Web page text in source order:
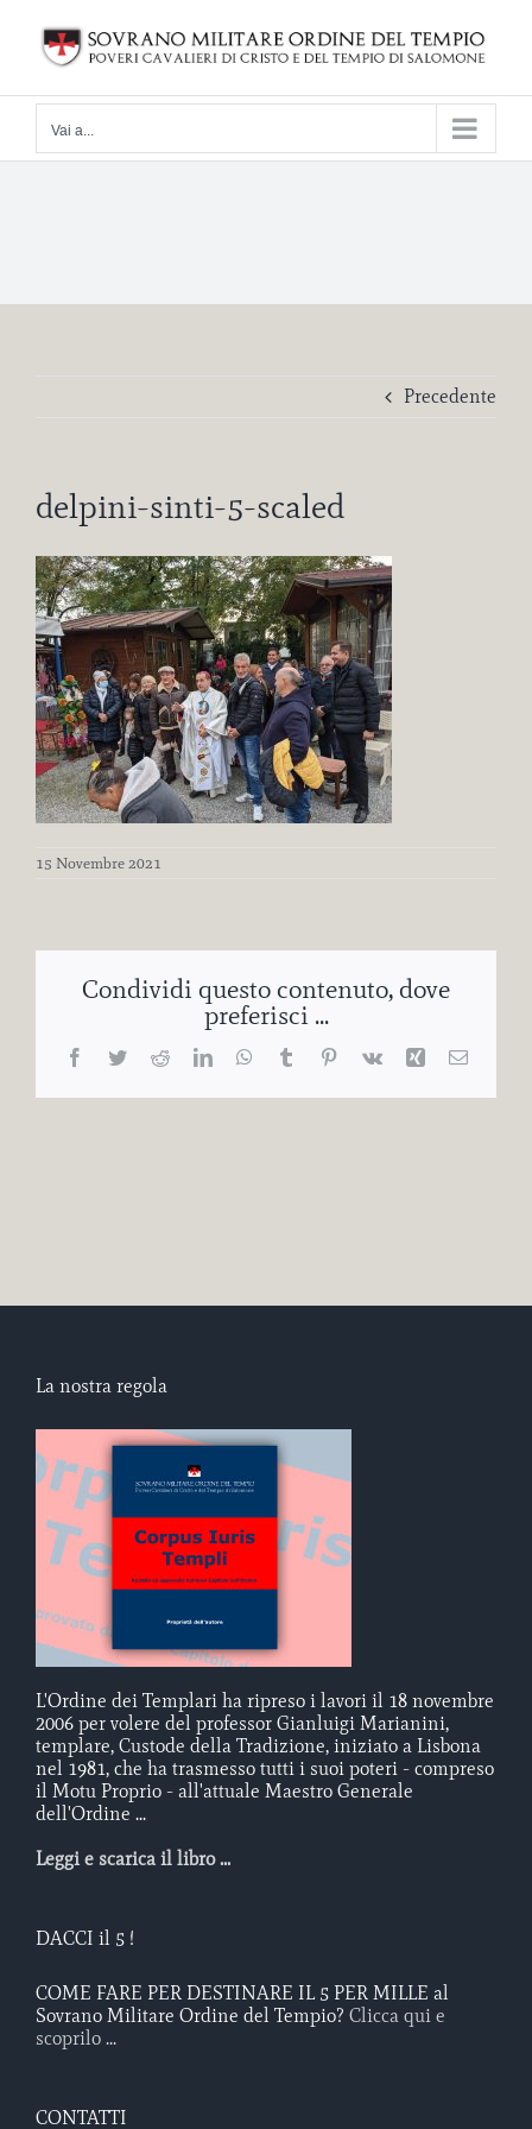
contenuto
Vai a...
Precedente
delpini-sinti-5-scaled
15 Novembre 2021
Condividi questo contenuto, dove
preferisci ...
Facebook
TwitterRedditLinkedInWhatsApp
TumblrPinterest
Vk Xing Email
La nostra regola
L'Ordine dei Templari ha ripreso i lavori il 18 novembre
2006 per volere del professor Gianluigi Marianini,
templare, Custode della Tradizione, iniziato a Lisbona
nel 1981, che ha trasmesso tutti i suoi poteri - compreso
il Motu Proprio - all'attuale Maestro Generale
dell'Ordine ...
Leggi e scarica il libro ...
DACCI il 5 !
COME FARE PER DESTINARE IL 5 PER MILLE al
Sovrano Militare Ordine del Tempio? Clicca qui e
scoprilo ...
CONTATTI